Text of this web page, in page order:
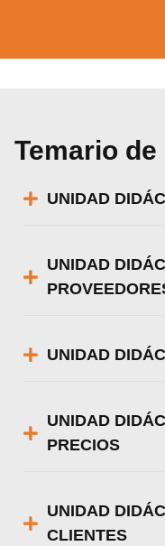
Temario
UNIDAD
UNIDAD
UNIDAD
UNIDAD
PRECIOS
UNIDAD
CLIENTES